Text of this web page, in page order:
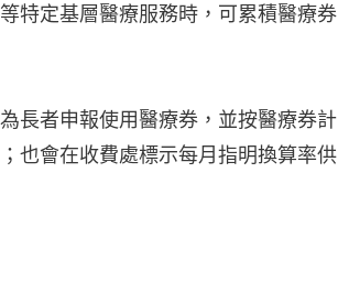
特定基層醫療服務時，可累積醫療券
長者申報使用醫療券，並按醫療券計
也會在收費處標示每月指明換算率供